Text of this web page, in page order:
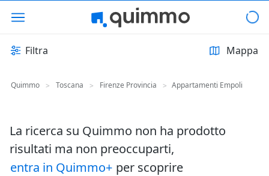
Filtra Mappa
Quimmo > Toscana > Firenze Provincia > Appartamenti Empoli
La ricerca su Quimmo non ha prodotto
risultati ma non preoccuparti,
entra in Quimmo+ per scoprire